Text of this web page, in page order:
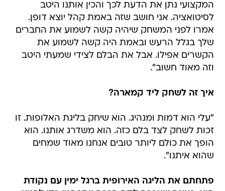
המקצועי נתן את הדעת לכך והכין אותנו היטב
לסיטואציה. אני חושב שזה באמת קהל יוצא דופן.
אמרו לפני המשחק שיהיה קשה לשמוע את החברים
שלך בגלל הרעש ובאמת היה קשה לשמוע את
הקשרים אפילו. אבל את הבלם לצידי שמעתי היטב
וזה מאוד חשוב".
איך זה לשחק ליד קמארה?
"עלי הוא דמות ומנהיג. הוא שיחק בליגת האלופות. זו
זכות לשחק לצד בלם כזה. הוא משדרג אותנו. הוא
הופך את כולם ליותר טובים אנחנו מאוד שמחים
שהוא איתנו".
פתחתם את הליגה האירופית ברגל ימין עם נקודת